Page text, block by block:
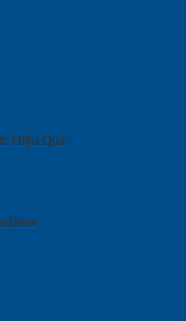
Hiệu Quả